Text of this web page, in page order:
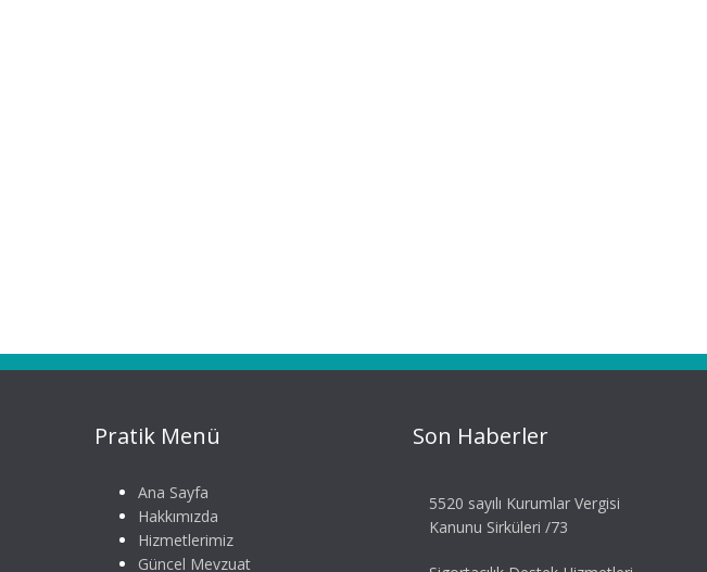
Pratik Menü
Ana Sayfa
Hakkımızda
Hizmetlerimiz
Güncel Mevzuat
Son Haberler
5520 sayılı Kurumlar Vergisi
Kanunu Sirküleri /73